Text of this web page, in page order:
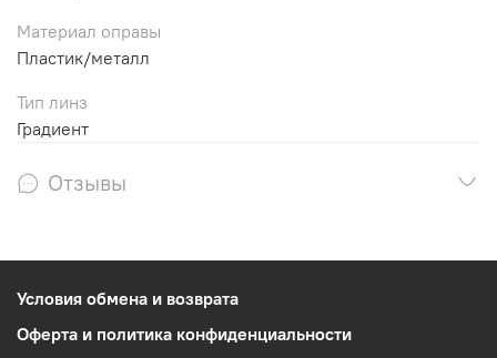
Материал оправы
Пластик/металл
Тип линз
Градиент
Отзывы
Условия обмена и возврата
Оферта и политика конфиденциальности